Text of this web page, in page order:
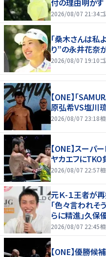
付の理由明かす
2026/08/07 21:34
「桑木さんは私
り”の永井花奈
2026/08/07 19:10
【ONE】「
原弘希VS塩川
2026/08/07 23:18
【ONE】スーパ
ヤカエフにTKO
2026/08/07 22:57
元Ｋ-１王者が
「色々言われそ
らに精進」久保
2026/08/07 22:45
【ONE】優勝候